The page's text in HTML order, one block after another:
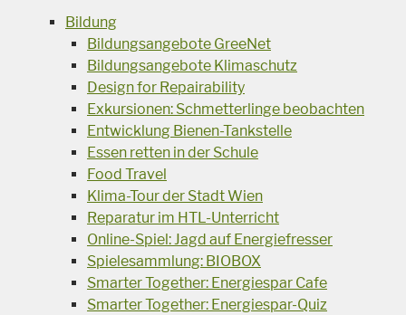
Bildung
Bildungsangebote GreeNet
Bildungsangebote Klimaschutz
Design for Repairability
Exkursionen: Schmetterlinge beobachten
Entwicklung Bienen-Tankstelle
Essen retten in der Schule
Food Travel
Klima-Tour der Stadt Wien
Reparatur im HTL-Unterricht
Online-Spiel: Jagd auf Energiefresser
Spielesammlung: BIOBOX
Smarter Together: Energiespar Cafe
Smarter Together: Energiespar-Quiz